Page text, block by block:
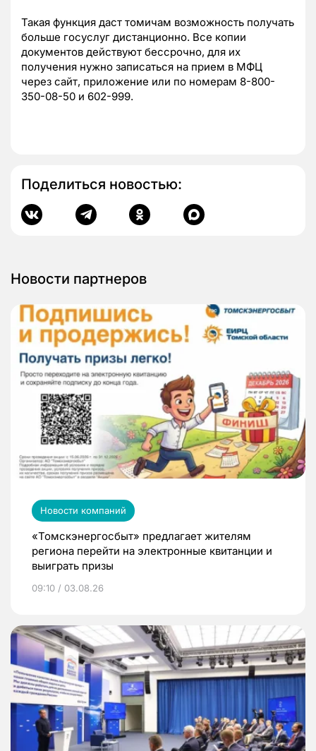
Такая функция даст томичам возможность получать
больше госуслуг дистанционно. Все копии
документов действуют бессрочно, для их
получения нужно записаться на прием в МФЦ
через сайт, приложение или по номерам 8-800-
350-08-50 и 602-999.
Поделиться новостью:
Новости партнеров
Новости компаний
«Томскэнергосбыт» предлагает жителям
региона перейти на электронные квитанции и
выиграть призы
09:10 / 03.08.26